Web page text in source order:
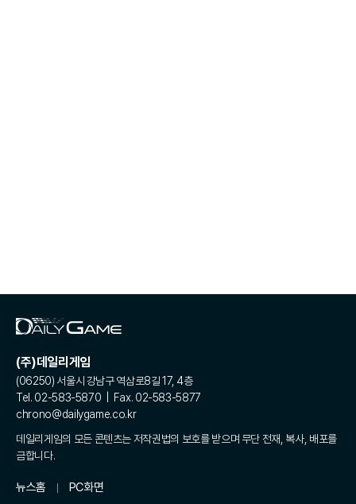
(주)데일리게임
(06250) 서울시 강남구 역삼로8길 17, 4층
Tel. 02-583-5870 | Fax. 02-583-5877
chrono@dailygame.co.kr
데일리게임의 모든 콘텐츠는 저작권법의 보호를 받으며 무단 전재, 복사, 배포를
금합니다.
뉴스홈 PC화면